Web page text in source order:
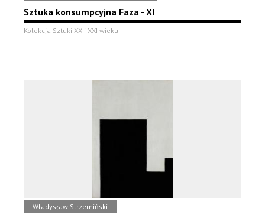
Sztuka konsumpcyjna Faza - XI
Kolekcja Sztuki XX i XXI wieku
Władysław Strzemiński